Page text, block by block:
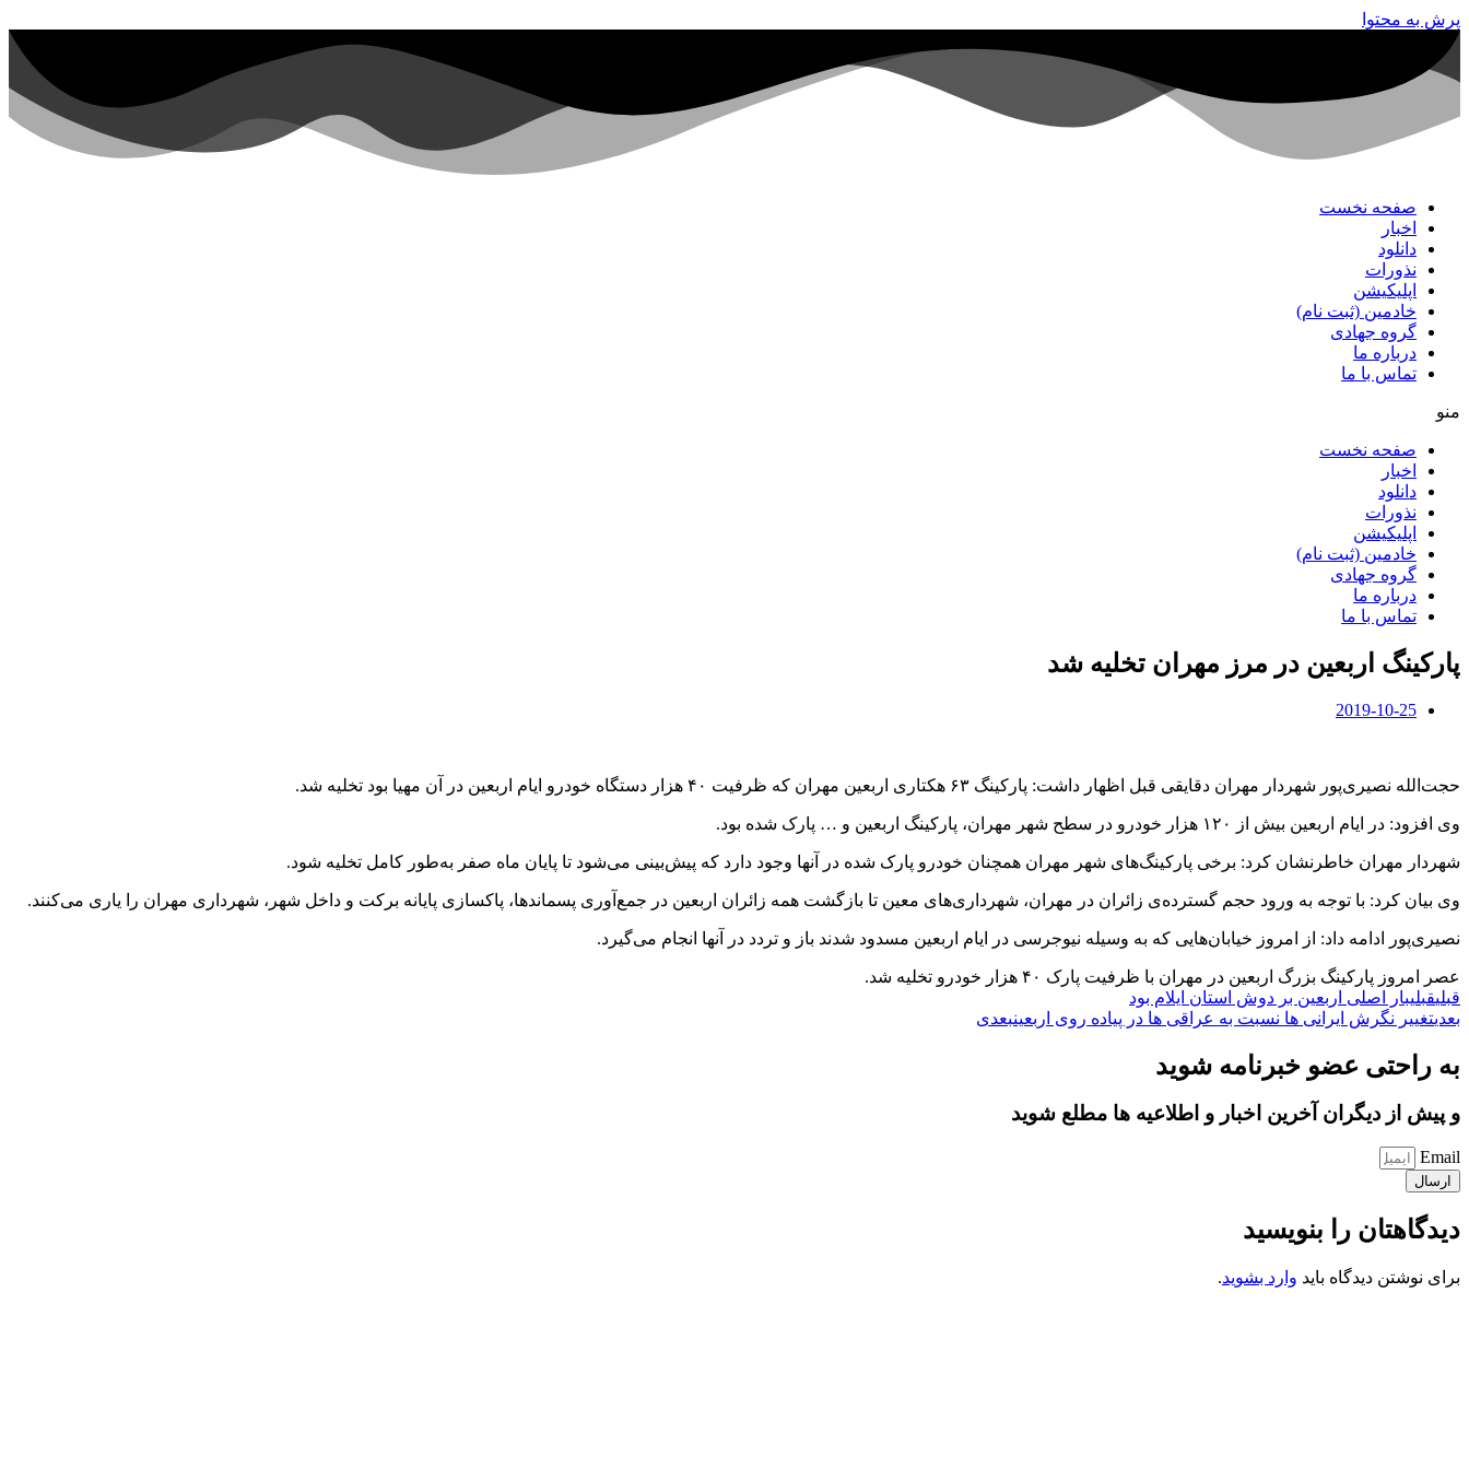
پرش به محتوا
صفحه نخست
اخبار
دانلود
نذورات
اپلیکیشن
خادمین (ثبت نام)
گروه جهادی
درباره ما
تماس با ما
منو
صفحه نخست
اخبار
دانلود
نذورات
اپلیکیشن
خادمین (ثبت نام)
گروه جهادی
درباره ما
تماس با ما
پارکینگ اربعین در مرز مهران تخلیه شد
2019-10-25
حجت‌الله نصیری‌پور شهردار مهران دقایقی قبل اظهار داشت: پارکینگ ۶۳ هکتاری اربعین مهران که ظرفیت ۴۰ هزار دستگاه خودرو ایام اربعین در آن مهیا بود تخلیه شد.
وی افزود: در ایام اربعین بیش از ۱۲۰ هزار خودرو در سطح شهر مهران، پارکینگ اربعین و … پارک شده بود.
شهردار مهران خاطرنشان کرد: برخی پارکینگ‌های شهر مهران همچنان خودرو پارک شده در آنها وجود دارد که پیش‌بینی می‌شود تا پایان ماه صفر به‌طور کامل تخلیه شود.
وی بیان کرد: با توجه به ورود حجم گسترده‌ی زائران در مهران، شهرداری‌های معین تا بازگشت همه زائران اربعین در جمع‌آوری پسماندها، پاکسازی پایانه برکت و داخل شهر، شهرداری مهران را یاری می‌کنند.
نصیری‌پور ادامه داد: از امروز خیابان‌هایی که به وسیله نیوجرسی در ایام اربعین مسدود شدند باز و تردد در آنها انجام می‌گیرد.
عصر امروز پارکینگ بزرگ اربعین در مهران با ظرفیت پارک ۴۰ هزار خودرو تخلیه شد.
قبلیقبلیبار اصلی اربعین بر دوش استان ایلام بود
بعدیتغییر نگرش ایرانی ها نسبت به عراقی ها در پیاده روی اربعینبعدی
به راحتی عضو خبرنامه شوید
و پیش از دیگران آخرین اخبار و اطلاعیه ها مطلع شوید
Email
ارسال
دیدگاهتان را بنویسید
برای نوشتن دیدگاه باید وارد بشوید.